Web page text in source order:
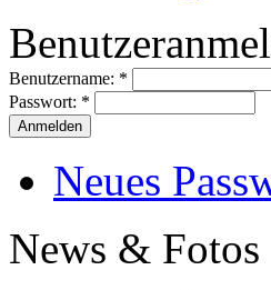
Benutzername: *
Passwort: *
Neues
News & Fotos